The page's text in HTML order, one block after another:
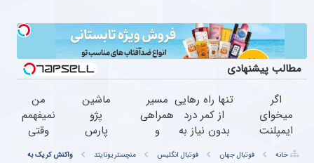
مطالب پیشنهادی
اگر
میخوای
ایمپلنت
تنها راه رهایی
از کمر درد
بدون نیاز به
مسیر
همراهی
و
ماشین
پژو
پارس
من
نمیفهمم
وقتی
خانه فوتبال جهان فوتبال انگلیس منچستریونایتد
واکنش کریک به